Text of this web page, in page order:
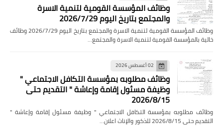
وظائف المؤسسة القومية لتنمية الاسرة
والمجتمع بتاريخ اليوم 2026/7/29
وظائف المؤسسة القومية لتنمية الاسرة والمجتمع بتاريخ اليوم 2026/7/29 وظائف
خالية بالمؤسسة القومية لتنمية الاسرة والمجتمع…
02 أغسطس 2026
وظائف مطلوبه بمؤسسة التكافل الاجتماعي "
وظيفة مسئول إقامة وإعاشة " التقديم حتى
2026/8/15
وظائف مطلوبه بمؤسسة التكافل الاجتماعي " وظيفة مسئول إقامة وإعاشة "
التقديم حتى 2026/8/15 للذكور والإناث اعلان…